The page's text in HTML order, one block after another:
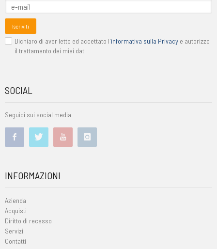
Iscriviti
Dichiaro di aver letto ed accettato l'informativa sulla Privacy e autorizzo
il trattamento dei miei dati
SOCIAL
Seguici sui social media
INFORMAZIONI
Azienda
Acquisti
Diritto di recesso
Servizi
Contatti